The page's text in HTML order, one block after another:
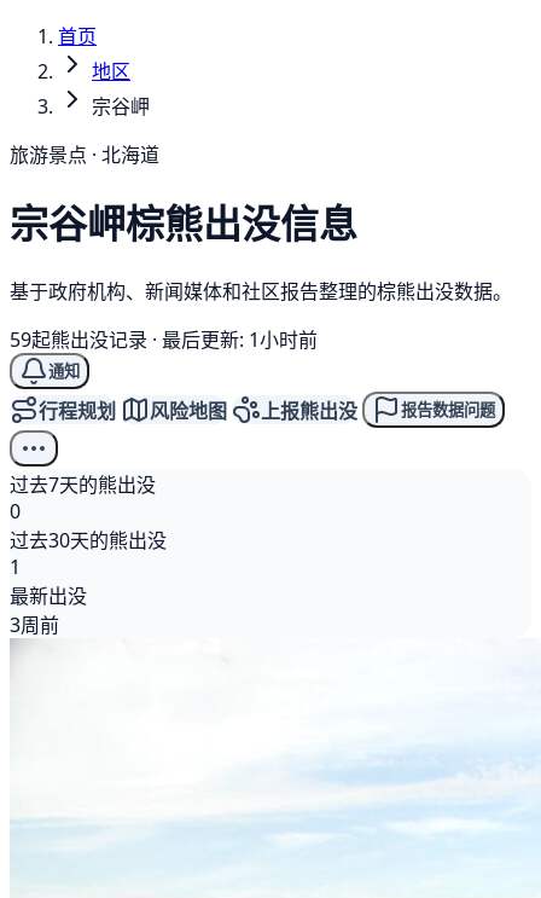
首页
地区
宗谷岬
旅游景点 · 北海道
宗谷岬棕熊出没信息
基于政府机构、新闻媒体和社区报告整理的棕熊出没数据。
59起熊出没记录 · 最后更新: 1小时前
通知
行程规划 风险地图 上报熊出没 报告数据问题
过去7天的熊出没
0
过去30天的熊出没
1
最新出没
3周前